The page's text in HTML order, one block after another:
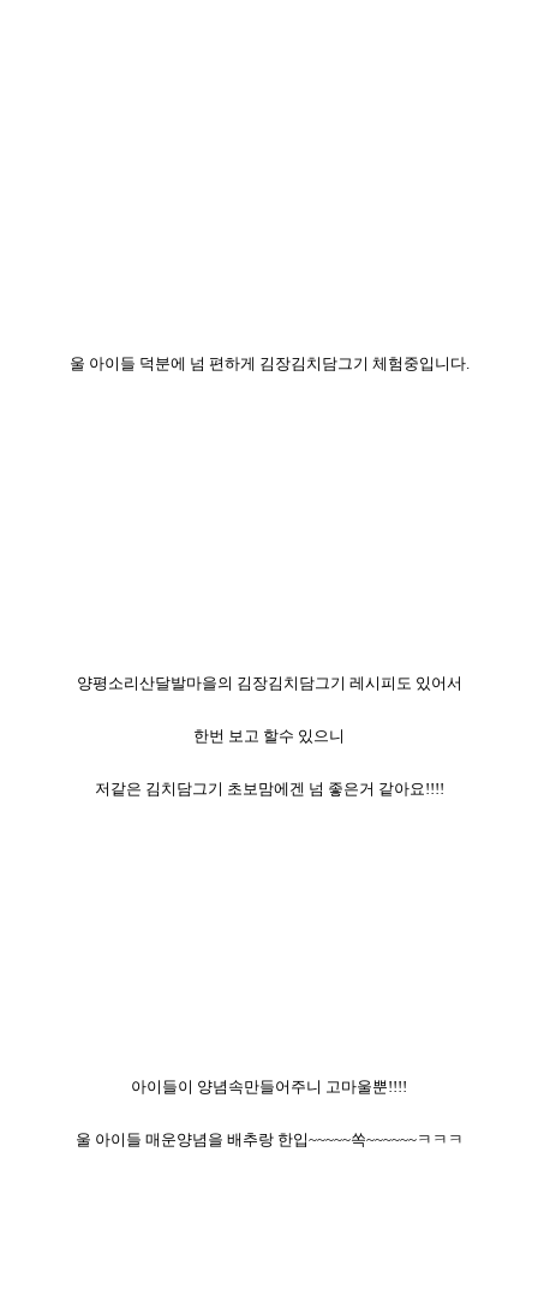
울 아이들 덕분에 넘 편하게 김장김치담그기 체험중입니다.
양평소리산달발마을의 김장김치담그기 레시피도 있어서
한번 보고 할수 있으니
저같은 김치담그기 초보맘에겐 넘 좋은거 같아요!!!!
아이들이 양념속만들어주니 고마울뿐!!!!
울 아이들 매운양념을 배추랑 한입~~~~~쏙~~~~~~ㅋㅋㅋ